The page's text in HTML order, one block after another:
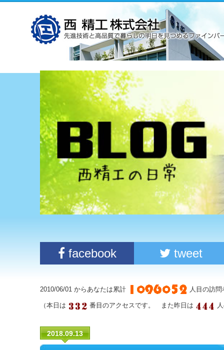
facebook tweet
2010/06/01 からあなたは累計 人目の訪
（本日は 番目のアクセスです。 また昨日は
2018.09.13